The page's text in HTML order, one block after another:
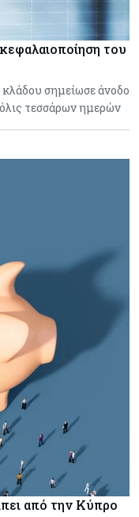
του
σημείωσε άνοδο
τεσσάρων ημερών
από την Κύπρο